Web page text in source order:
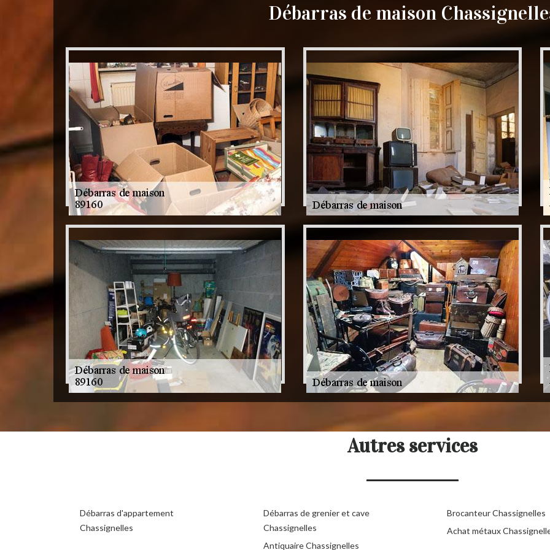
Débarras de maison
Autres services
Débarras d'appartement
Chassignelles
Débarras de grenier et cave
Chassignelles
Antiquaire Chassignelles
Brocanteur Chassignelles
Achat métaux